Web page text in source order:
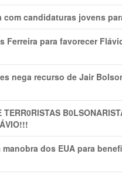
com candidaturas jovens
Ferreira para favorecer
nega recurso de Jair
TERR0RlSTAS
dos EUA para